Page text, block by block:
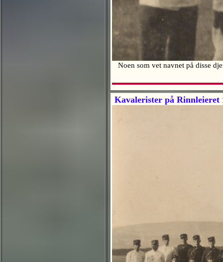
Noen som vet navnet på disse
Kavalerister på Rinnleieret